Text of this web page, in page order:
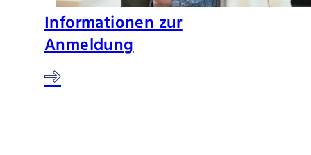
Informationen zur
Anmeldung